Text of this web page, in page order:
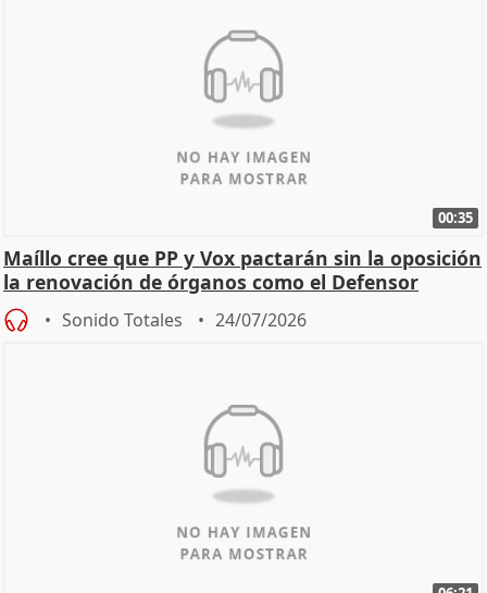
00:35
Maíllo cree que PP y Vox pactarán sin la oposición
la renovación de órganos como el Defensor
Sonido Totales 24/07/2026